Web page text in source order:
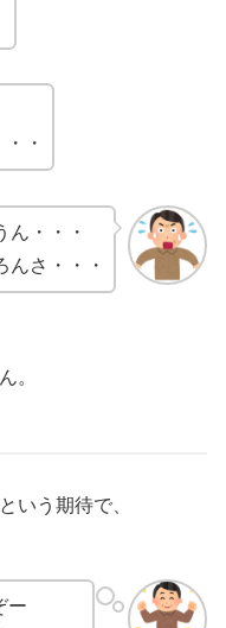
・
ん・・・
んさ・・・
。
いう期待で、
ー